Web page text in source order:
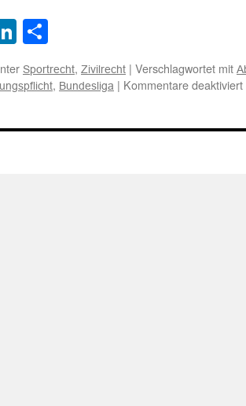
LinkedIn
Sportrecht, Zivilrecht | Verschlagwortet mit
, Bundesliga | Kommentare deaktiviert